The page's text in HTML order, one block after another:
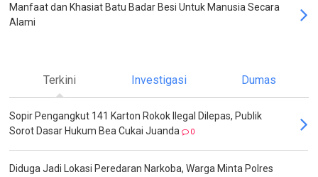
Manfaat dan Khasiat Batu Badar Besi Untuk Manusia Secara
Alami
Terkini Investigasi Dumas
Sopir Pengangkut 141 Karton Rokok Ilegal Dilepas, Publik
Sorot Dasar Hukum Bea Cukai Juanda
0
Diduga Jadi Lokasi Peredaran Narkoba, Warga Minta Polres